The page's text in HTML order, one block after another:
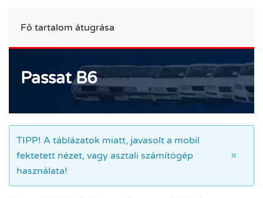
Fő tartalom átugrása
Passat B6
TIPP! A táblázatok miatt, javasolt a mobil
fektetett nézet, vagy asztali számítógép
használata!
×
Passat B6